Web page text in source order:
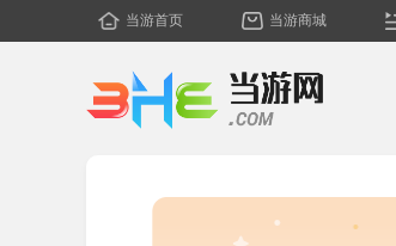
当游首页 当游商城